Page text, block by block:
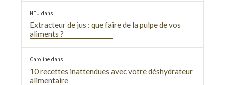
NEU dans
Extracteur de jus : que faire de la pulpe de vos
aliments ?
Carolinedans
10 recettes inattendues avec votre déshydrateur
alimentaire